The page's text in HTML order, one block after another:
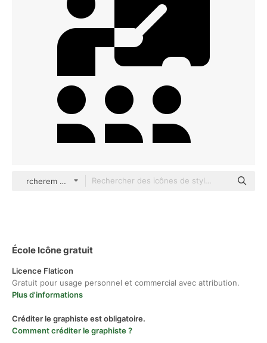
rcherem Others
École Icône gratuit
Licence Flaticon
Gratuit pour usage personnel et commercial avec attribution.
Plus d'informations
Créditer le graphiste est obligatoire.
Comment créditer le graphiste ?